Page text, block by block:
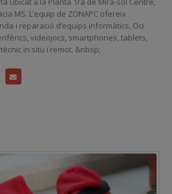
MS. L’equip de ZONAPC ofereix
i reparació d’equips informàtics, Oci
videojocs, smartphones, tablets,
in situ i remot. &nbsp;